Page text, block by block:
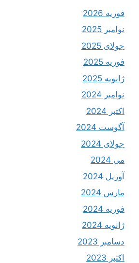
فوریه 2026
نوامبر 2025
جولای 2025
فوریه 2025
ژانویه 2025
نوامبر 2024
اکتبر 2024
آگوست 2024
جولای 2024
می 2024
آوریل 2024
مارس 2024
فوریه 2024
ژانویه 2024
دسامبر 2023
اکتبر 2023